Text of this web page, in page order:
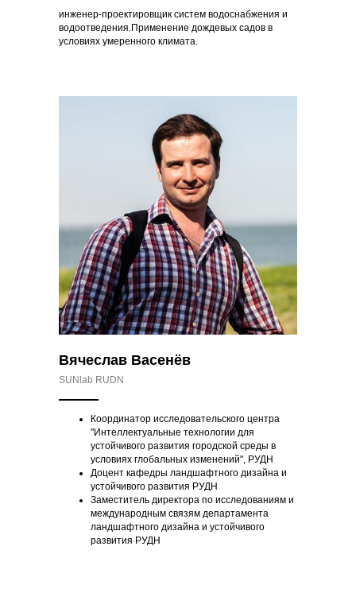
инженер-проектировщик систем водоснабжения и
водоотведения.Применение дождевых садов в
условиях умеренного климата.
Вячеслав Васенёв
SUNlab RUDN
Координатор исследовательского центра
"Интеллектуальные технологии для
устойчивого развития городской среды в
условиях глобальных изменений", РУДН
Доцент кафедры ландшафтного дизайна и
устойчивого развития РУДН
Заместитель директора по исследованиям и
международным связям департамента
ландшафтного дизайна и устойчивого
развития РУДН